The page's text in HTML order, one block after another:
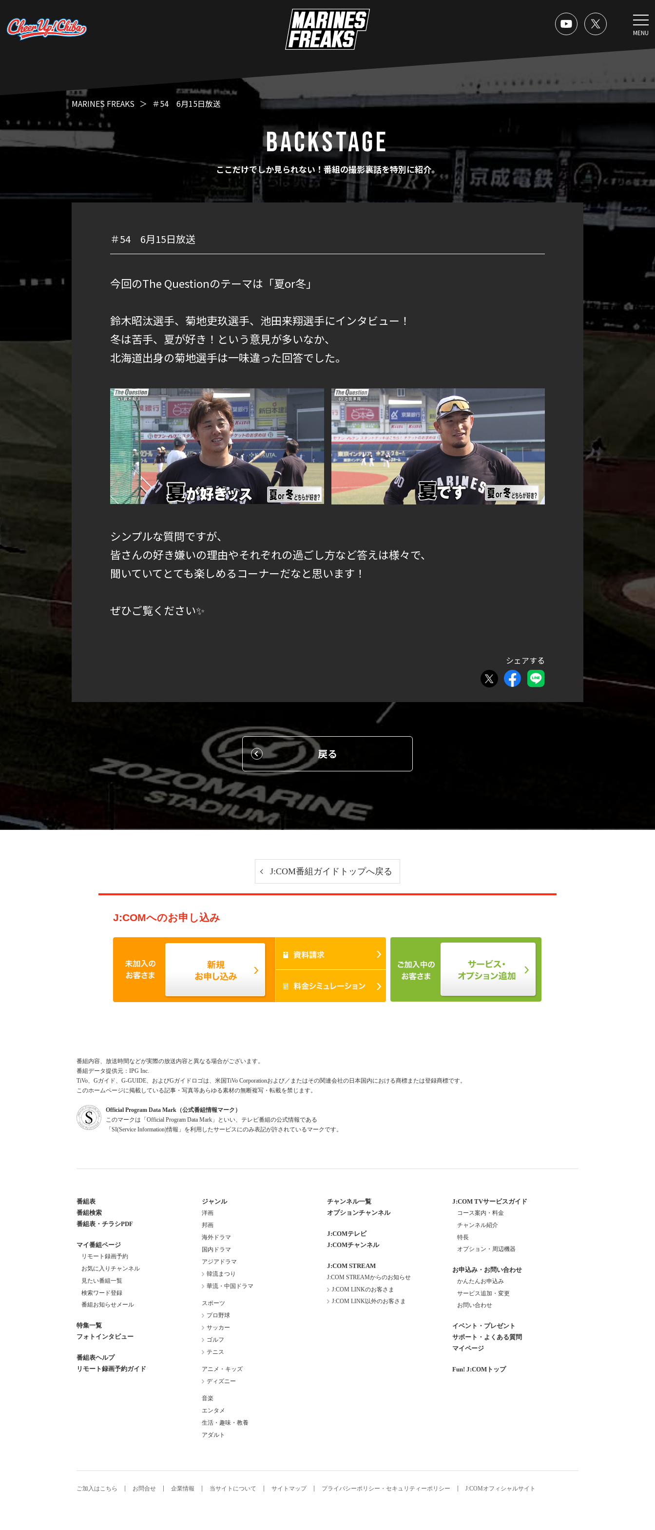
MENU
MARINES FREAKS ＃54 6月15日放送
BACKSTAGE
ここだけでしか見られない！番組の撮影裏話を特別に紹介。
＃54 6月15日放送
今回のThe Questionのテーマは「夏or冬」
鈴木昭汰選手、菊地吏玖選手、池田来翔選手にインタビュー！
冬は苦手、夏が好き！という意見が多いなか、
北海道出身の菊地選手は一味違った回答でした。
シンプルな質問ですが、
皆さんの好き嫌いの理由やそれぞれの過ごし方など答えは様々で、
聞いていてとても楽しめるコーナーだなと思います！
ぜひご覧ください✨
シェアする
戻る
J:COM番組ガイドトップへ戻る
J:COMへのお申し込み
番組内容、放送時間などが実際の放送内容と異なる場合がございます。
番組データ提供元：IPG Inc.
TiVo、Gガイド、G-GUIDE、およびGガイドロゴは、米国TiVo Corporationおよび／またはその関連会社の日本国内における商標または登録商標です。
このホームページに掲載している記事・写真等あらゆる素材の無断複写・転載を禁じます。
Official Program Data Mark（公式番組情報マーク）
このマークは「Official Program Data Mark」といい、テレビ番組の公式情報である
「SI(Service Information)情報」を利用したサービスにのみ表記が許されているマークです。
番組表
番組検索
番組表・チラシPDF
マイ番組ページ
リモート録画予約
お気に入りチャンネル
見たい番組一覧
検索ワード登録
番組お知らせメール
特集一覧
フォトインタビュー
番組表ヘルプ
リモート録画予約ガイド
ジャンル
洋画
邦画
海外ドラマ
国内ドラマ
アジアドラマ
韓流まつり
華流・中国ドラマ
スポーツ
プロ野球
サッカー
ゴルフ
テニス
アニメ・キッズ
ディズニー
音楽
エンタメ
生活・趣味・教養
アダルト
チャンネル一覧
オプションチャンネル
J:COMテレビ
J:COMチャンネル
J:COM STREAM
J:COM STREAMからのお知らせ
J:COM LINKのお客さま
J:COM LINK以外のお客さま
J:COM TVサービスガイド
コース案内・料金
チャンネル紹介
特長
オプション・周辺機器
お申込み・お問い合わせ
かんたんお申込み
サービス追加・変更
お問い合わせ
イベント・プレゼント
サポート・よくある質問
マイページ
Fun! J:COMトップ
ご加入はこちら お問合せ 企業情報 当サイトについて サイトマップ プライバシーポリシー・セキュリティーポリシー J:COMオフィシャルサイト